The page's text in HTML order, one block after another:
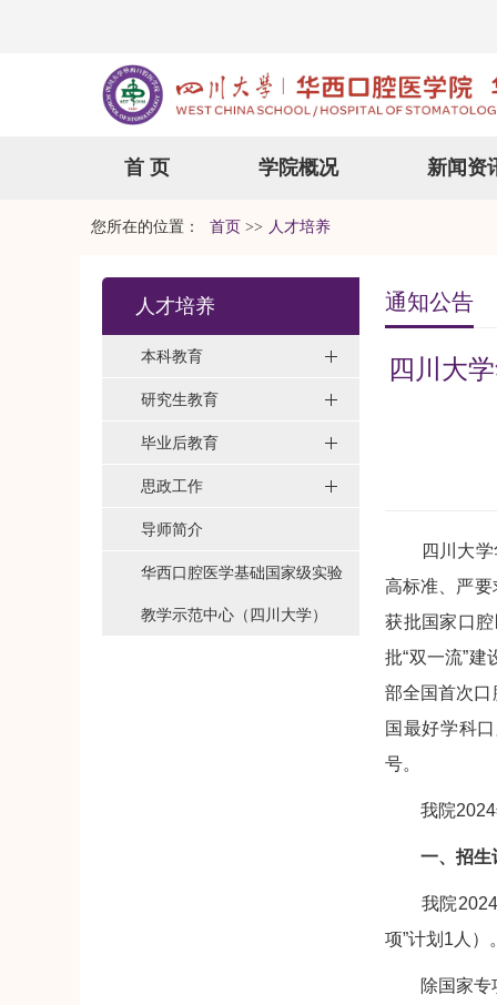
首 页 学院概况 新闻资
您所在的位置： 首页 >> 人才培养
人才培养
本科教育
研究生教育
毕业后教育
思政工作
导师简介
华西口腔医学基础国家级实验
教学示范中心（四川大学）
通知公告
四川大
四川大学华
高标准、严要
获批国家口
批“双一流”建
部全国首次
国最好学科
号。
我院2024年
一、招生
我院2024年
项”计划1人）
除国家专项